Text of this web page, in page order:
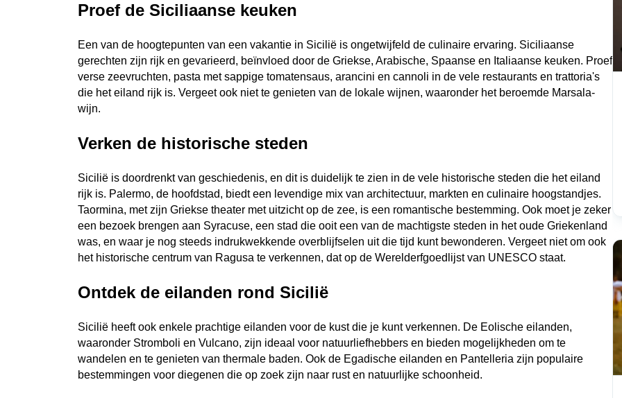
Proef de Siciliaanse keuken
Een van de hoogtepunten van een vakantie in Sicilië is ongetwijfeld de culinaire ervaring. Siciliaanse
gerechten zijn rijk en gevarieerd, beïnvloed door de Griekse, Arabische, Spaanse en Italiaanse keuken. Proef
verse zeevruchten, pasta met sappige tomatensaus, arancini en cannoli in de vele restaurants en trattoria's
die het eiland rijk is. Vergeet ook niet te genieten van de lokale wijnen, waaronder het beroemde Marsala-
wijn.
Verken de historische steden
Sicilië is doordrenkt van geschiedenis, en dit is duidelijk te zien in de vele historische steden die het eiland
rijk is. Palermo, de hoofdstad, biedt een levendige mix van architectuur, markten en culinaire hoogstandjes.
Taormina, met zijn Griekse theater met uitzicht op de zee, is een romantische bestemming. Ook moet je zeker
een bezoek brengen aan Syracuse, een stad die ooit een van de machtigste steden in het oude Griekenland
was, en waar je nog steeds indrukwekkende overblijfselen uit die tijd kunt bewonderen. Vergeet niet om ook
het historische centrum van Ragusa te verkennen, dat op de Werelderfgoedlijst van UNESCO staat.
Ontdek de eilanden rond Sicilië
Sicilië heeft ook enkele prachtige eilanden voor de kust die je kunt verkennen. De Eolische eilanden,
waaronder Stromboli en Vulcano, zijn ideaal voor natuurliefhebbers en bieden mogelijkheden om te
wandelen en te genieten van thermale baden. Ook de Egadische eilanden en Pantelleria zijn populaire
bestemmingen voor diegenen die op zoek zijn naar rust en natuurlijke schoonheid.